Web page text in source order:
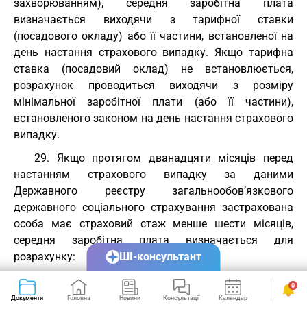
захворюванням), середня заробітна плата
визначається виходячи з тарифної ставки
(посадового окладу) або її частини, встановленої на
день настання страхового випадку. Якщо тарифна
ставка (посадовий оклад) не встановлюється,
розрахунок проводиться виходячи з розміру
мінімальної заробітної плати (або її частини),
встановленого законом на день настання страхового
випадку.
29. Якщо протягом дванадцяти місяців перед
настанням страхового випадку за даними
Державного реєстру загальнообов’язкового
державного соціального страхування застрахована
особа має страховий стаж менше шести місяців,
середня заробітна плата визначається для
розрахунку:
допомоги по тимчасовій непрацездатності (крім
тимчасової непрацездатності внаслідок
Документи Головна Новини Консультації Календар Сервіси
0
ШІ-консультант